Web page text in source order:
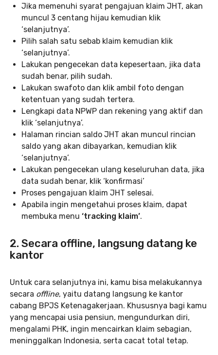
Jika memenuhi syarat pengajuan klaim JHT, akan
muncul 3 centang hijau kemudian klik
‘selanjutnya’.
Pilih salah satu sebab klaim kemudian klik
‘selanjutnya’.
Lakukan pengecekan data kepesertaan, jika data
sudah benar, pilih sudah.
Lakukan swafoto dan klik ambil foto dengan
ketentuan yang sudah tertera.
Lengkapi data NPWP dan rekening yang aktif dan
klik ‘selanjutnya’.
Halaman rincian saldo JHT akan muncul rincian
saldo yang akan dibayarkan, kemudian klik
‘selanjutnya’.
Lakukan pengecekan ulang keseluruhan data, jika
data sudah benar, klik ‘konfirmasi’
Proses pengajuan klaim JHT selesai.
Apabila ingin mengetahui proses klaim, dapat
membuka menu ‘tracking klaim’.
2. Secara offline, langsung datang ke
kantor
Untuk cara selanjutnya ini, kamu bisa melakukannya
secara offline, yaitu datang langsung ke kantor
cabang BPJS Ketenagakerjaan. Khususnya bagi kamu
yang mencapai usia pensiun, mengundurkan diri,
mengalami PHK, ingin mencairkan klaim sebagian,
meninggalkan Indonesia, serta cacat total tetap.